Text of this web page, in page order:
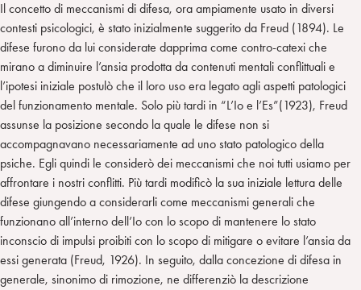
Il concetto di meccanismi di difesa, ora ampiamente usato in diversi
contesti psicologici, è stato inizialmente suggerito da Freud (1894). Le
difese furono da lui considerate dapprima come contro-catexi che
mirano a diminuire l’ansia prodotta da contenuti mentali conflittuali e
l’ipotesi iniziale postulò che il loro uso era legato agli aspetti patologici
del funzionamento mentale. Solo più tardi in “L’Io e l’Es”(1923), Freud
assunse la posizione secondo la quale le difese non si
accompagnavano necessariamente ad uno stato patologico della
psiche. Egli quindi le considerò dei meccanismi che noi tutti usiamo per
affrontare i nostri conflitti. Più tardi modificò la sua iniziale lettura delle
difese giungendo a considerarli come meccanismi generali che
funzionano all’interno dell’Io con lo scopo di mantenere lo stato
inconscio di impulsi proibiti con lo scopo di mitigare o evitare l’ansia da
essi generata (Freud, 1926). In seguito, dalla concezione di difesa in
generale, sinonimo di rimozione, ne differenziò la descrizione